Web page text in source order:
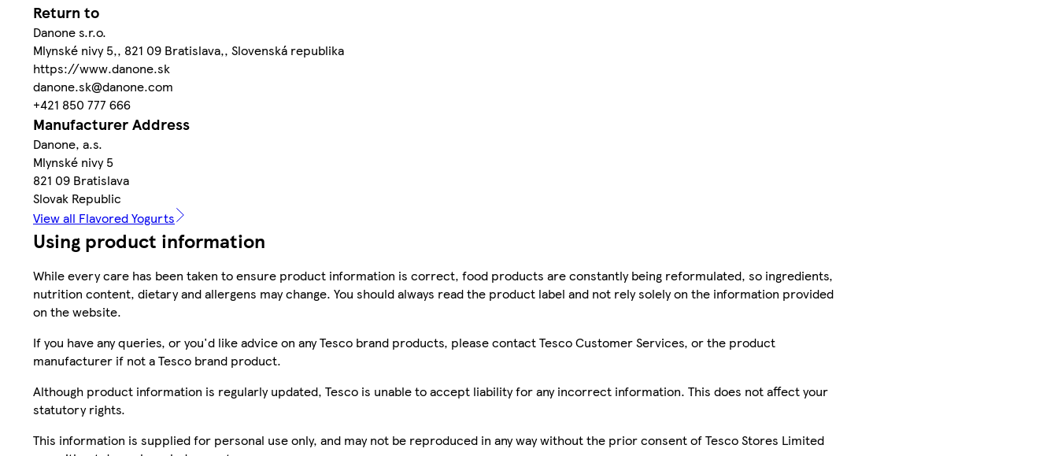
Return to
Danone s.r.o.
Mlynské nivy 5,, 821 09 Bratislava,, Slovenská republika
https://www.danone.sk
danone.sk@danone.com
+421 850 777 666
Manufacturer Address
Danone, a.s.
Mlynské nivy 5
821 09 Bratislava
Slovak Republic
View all Flavored Yogurts
Using product information
While every care has been taken to ensure product information is correct, food products are constantly being reformulated, so ingredients,
nutrition content, dietary and allergens may change. You should always read the product label and not rely solely on the information provided
on the website.
If you have any queries, or you'd like advice on any Tesco brand products, please contact Tesco Customer Services, or the product
manufacturer if not a Tesco brand product.
Although product information is regularly updated, Tesco is unable to accept liability for any incorrect information. This does not affect your
statutory rights.
This information is supplied for personal use only, and may not be reproduced in any way without the prior consent of Tesco Stores Limited